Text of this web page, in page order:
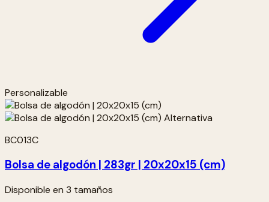
Personalizable
BC013C
Bolsa de algodón | 283gr | 20x20x15 (cm)
Disponible en 3 tamaños